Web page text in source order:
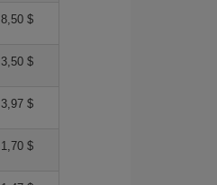
8,50 $
3,50 $
3,97 $
1,70 $